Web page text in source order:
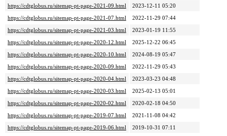
https://cdtglobus.ru/sitemap-pt-page-2021-09.html
2023-12-11 05:20
https://cdtglobus.ru/sitemap-pt-page-2021-07.html
2022-11-29 07:44
https://cdtglobus.ru/sitemap-pt-page-2021-03.html
2023-01-19 11:55
https://cdtglobus.ru/sitemap-pt-page-2020-12.html
2025-12-22 06:45
https://cdtglobus.ru/sitemap-pt-page-2020-10.html
2024-08-19 05:47
https://cdtglobus.ru/sitemap-pt-page-2020-09.html
2022-11-29 05:43
https://cdtglobus.ru/sitemap-pt-page-2020-04.html
2023-03-23 04:48
https://cdtglobus.ru/sitemap-pt-page-2020-03.html
2025-02-13 05:01
https://cdtglobus.ru/sitemap-pt-page-2020-02.html
2020-02-18 04:50
https://cdtglobus.ru/sitemap-pt-page-2019-07.html
2021-11-08 04:42
https://cdtglobus.ru/sitemap-pt-page-2019-06.html
2019-10-31 07:11